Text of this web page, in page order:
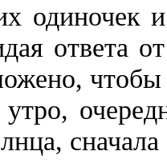
одиночек
ответа